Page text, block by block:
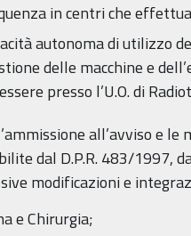
in centri che
autonoma di utilizzo
delle macchine e
presso l’U.O. di
all’avviso e
dal D.P.R. 483/1997,
modificazioni e
e Chirurgia;